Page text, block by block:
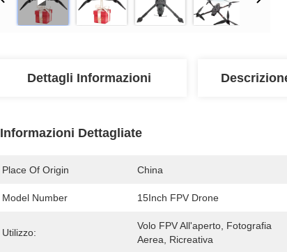
Dettagli Informazioni
Informazioni Dettagliate
Place Of Origin China
Model Number 15Inch FPV Drone
Utilizzo:
Volo FPV All'aperto, Fotografia
Aerea, Ricreativa